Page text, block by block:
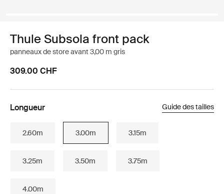
Thule Subsola front pack
panneaux de store avant 3,00 m gris
309.00 CHF
Longueur Guide des tailles
2.60m 3.00m 3.15m
3.25m 3.50m 3.75m
4.00m